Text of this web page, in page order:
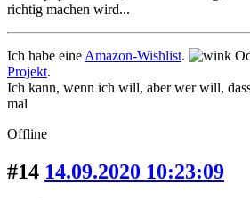
richtig machen wird...
Ich habe eine Amazon-Wishlist.
Projekt.
Ich kann, wenn ich will, aber wer will,
mal
Offline
#14 14.09.2020 10:23:09